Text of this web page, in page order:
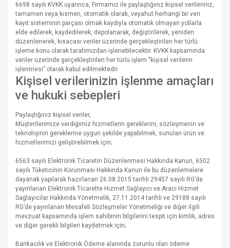
6698 sayılı KVKK uyarınca, Firmamız ile paylaştığınız kişisel verileriniz,
tamamen veya kısmen, otomatik olarak, veyahut herhangi bir veri
kayıt sisteminin parçası olmak kaydıyla otomatik olmayan yollarla
elde edilerek, kaydedilerek, depolanarak, değiştirilerek, yeniden
düzenlenerek, kısacası veriler üzerinde gerçekleştirilen her türlü
işleme konu olarak tarafımızdan işlenebilecektir. KVKK kapsamında
veriler üzerinde gerçekleştirilen her türlü işlem "kişisel verilerin
işlenmesi” olarak kabul edilmektedir.
Kişisel verilerinizin işlenme amaçları
ve hukuki sebepleri
Paylaştığınız kişisel veriler,
Müşterilerimize verdiğimiz hizmetlerin gereklerini, sözleşmenin ve
teknolojinin gereklerine uygun şekilde yapabilmek, sunulan ürün ve
hizmetlerimizi geliştirebilmek için;
6563 sayılı Elektronik Ticaretin Düzenlenmesi Hakkında Kanun, 6502
sayılı Tüketicinin Korunması Hakkında Kanun ile bu düzenlemelere
dayanak yapılarak hazırlanan 26.08.2015 tarihli 29457 sayılı RG’de
yayınlanan Elektronik Ticarette Hizmet Sağlayıcı ve Aracı Hizmet
Sağlayıcılar Hakkında Yönetmelik, 27.11.2014 tarihli ve 29188 sayılı
RG’de yayınlanan Mesafeli Sözleşmeler Yönetmeliği ve diğer ilgili
mevzuat kapsamında işlem sahibinin bilgilerini tespit için kimlik, adres
ve diğer gerekli bilgileri kaydetmek için;
Bankacılık ve Elektronik Ödeme alanında zorunlu olan ödeme